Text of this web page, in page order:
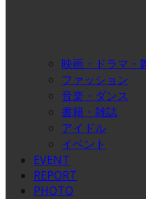
映画・ドラマ・
ファッション
音楽・ダンス
書籍・雑誌
アイドル
イベント
EVENT
REPORT
PHOTO